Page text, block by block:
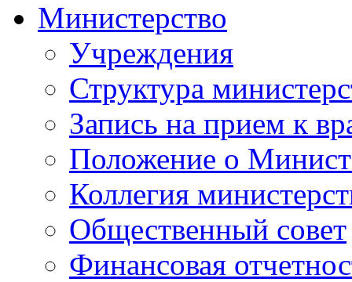
Министерство
Учреждения
Структура
Запись на прием к
Положение о
Коллегия
Общественный совет
Финансовая